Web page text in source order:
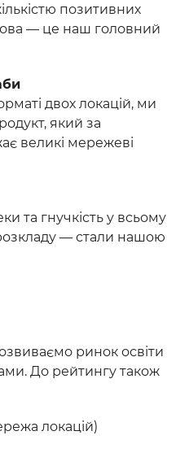
позитивних
— це наш головний
двох локацій, ми
який за
великі мережеві
та гнучкість у всьому
— стали нашою
ринок освіти
До рейтингу також
локацій)